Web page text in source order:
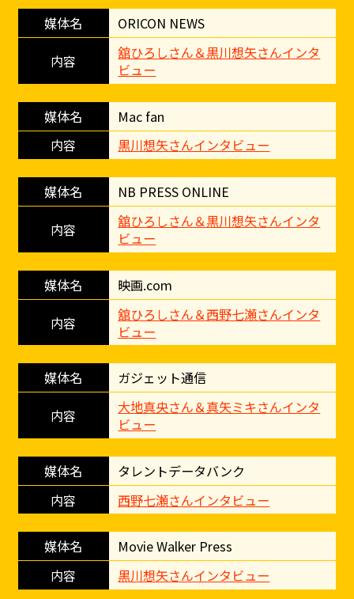
ORICON NEWS
舘ひろしさん＆黒川想矢さんインタ
ビュー
Mac fan
黒川想矢さんインタビュー
NB PRESS ONLINE
舘ひろしさん＆黒川想矢さんインタ
ビュー
映画.com
舘ひろしさん＆西野七瀬さんインタ
ビュー
ガジェット通信
大地真央さん＆真矢ミキさんインタ
ビュー
タレントデータバンク
西野七瀬さんインタビュー
Movie Walker Press
黒川想矢さんインタビュー